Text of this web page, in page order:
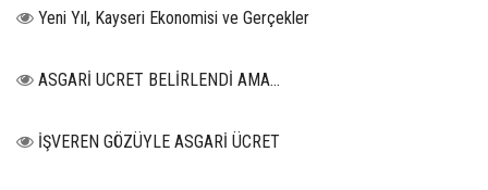
Yeni Yıl, Kayseri Ekonomisi ve Gerçekler
ASGARİ UCRET BELİRLENDİ AMA...
İŞVEREN GÖZÜYLE ASGARİ ÜCRET